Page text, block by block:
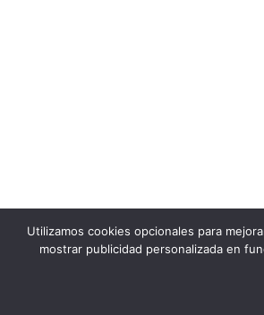
Utilizamos cookies opcionales para
mostrar publicidad personalizada en